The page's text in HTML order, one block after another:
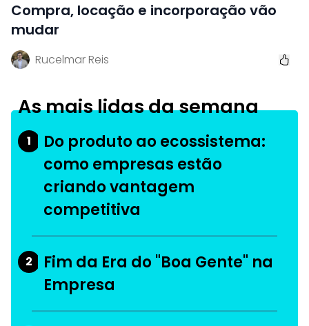
Compra, locação e incorporação vão
mudar
Rucelmar Reis
As mais lidas da semana
1
Do produto ao ecossistema:
como empresas estão
criando vantagem
competitiva
2
Fim da Era do "Boa Gente" na
Empresa